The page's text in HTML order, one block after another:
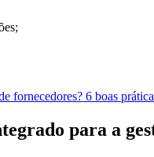
fornecedores? 6 boas
para a